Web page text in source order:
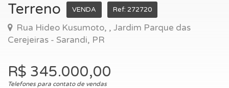
Terreno VENDA Ref: 272720
Rua Hideo Kusumoto, , Jardim Parque das
Cerejeiras - Sarandi, PR
R$ 345.000,00
Telefones para contato de vendas